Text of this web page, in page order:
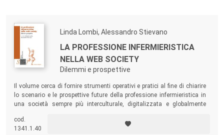
Linda Lombi, Alessandro Stievano
LA PROFESSIONE INFERMIERISTICA
NELLA WEB SOCIETY
Dilemmi e prospettive
Il volume cerca di fornire strumenti operativi e pratici al fine di chiarire
lo scenario e le prospettive future della professione infermieristica in
una società sempre più interculturale, digitalizzata e globalmente
del futuro può essere pronto alle sfide assistenziali in scenari poliedrici
e complessi.
cod.
1341.1.40